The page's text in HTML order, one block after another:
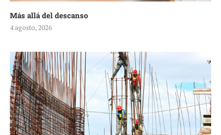
Más allá del descanso
4 agosto, 2026